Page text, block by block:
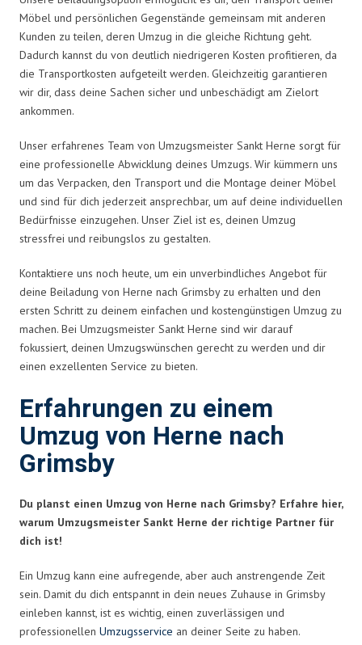
Möbel und persönlichen Gegenstände gemeinsam mit anderen
Kunden zu teilen, deren Umzug in die gleiche Richtung geht.
Dadurch kannst du von deutlich niedrigeren Kosten profitieren, da
die Transportkosten aufgeteilt werden. Gleichzeitig garantieren
wir dir, dass deine Sachen sicher und unbeschädigt am Zielort
ankommen.
Unser erfahrenes Team von Umzugsmeister Sankt Herne sorgt für
eine professionelle Abwicklung deines Umzugs. Wir kümmern uns
um das Verpacken, den Transport und die Montage deiner Möbel
und sind für dich jederzeit ansprechbar, um auf deine individuellen
Bedürfnisse einzugehen. Unser Ziel ist es, deinen Umzug
stressfrei und reibungslos zu gestalten.
Kontaktiere uns noch heute, um ein unverbindliches Angebot für
deine Beiladung von Herne nach Grimsby zu erhalten und den
ersten Schritt zu deinem einfachen und kostengünstigen Umzug zu
machen. Bei Umzugsmeister Sankt Herne sind wir darauf
fokussiert, deinen Umzugswünschen gerecht zu werden und dir
einen exzellenten Service zu bieten.
Erfahrungen zu einem
Umzug von Herne nach
Grimsby
Du planst einen Umzug von Herne nach Grimsby? Erfahre hier,
warum Umzugsmeister Sankt Herne der richtige Partner für
dich ist!
Ein Umzug kann eine aufregende, aber auch anstrengende Zeit
sein. Damit du dich entspannt in dein neues Zuhause in Grimsby
einleben kannst, ist es wichtig, einen zuverlässigen und
professionellen Umzugsservice an deiner Seite zu haben.